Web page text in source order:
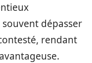
dépasser
rendant